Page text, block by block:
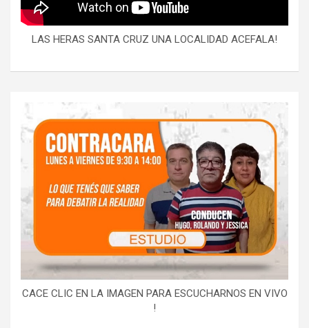
LAS HERAS SANTA CRUZ UNA LOCALIDAD ACEFALA!
CACE CLIC EN LA IMAGEN PARA ESCUCHARNOS EN VIVO
!